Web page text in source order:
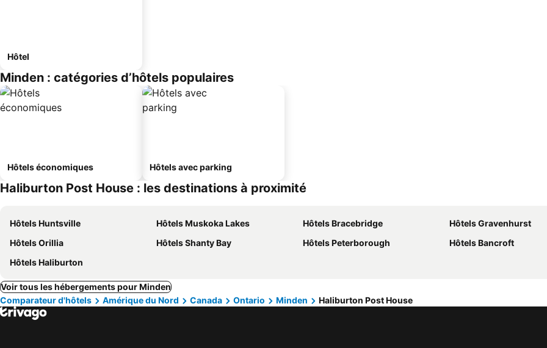
Hôtel
Minden : catégories d’hôtels populaires
Hôtels économiques Hôtels avec parking
Haliburton Post House : les destinations à proximité
Hôtels Huntsville Hôtels Muskoka Lakes Hôtels Bracebridge
Hôtels Gravenhurst
Hôtels Orillia
Hôtels Shanty Bay Hôtels Peterborough
Hôtels Bancroft
Hôtels Haliburton
Voir tous les hébergements pour Minden
Comparateur d'hôtels
Amérique du Nord Canada Ontario Minden Haliburton Post House